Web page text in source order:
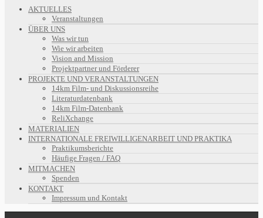
AKTUELLES
Veranstaltungen
ÜBER UNS
Was wir tun
Wie wir arbeiten
Vision and Mission
Projektpartner und Förderer
PROJEKTE UND VERANSTALTUNGEN
14km Film- und Diskussionsreihe
Literaturdatenbank
14km Film-Datenbank
ReliXchange
MATERIALIEN
INTERNATIONALE FREIWILLIGENARBEIT UND PRAKTIKA
Praktikumsberichte
Häufige Fragen / FAQ
MITMACHEN
Spenden
KONTAKT
Impressum und Kontakt